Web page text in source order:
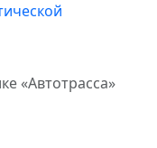
«Автотрасса»